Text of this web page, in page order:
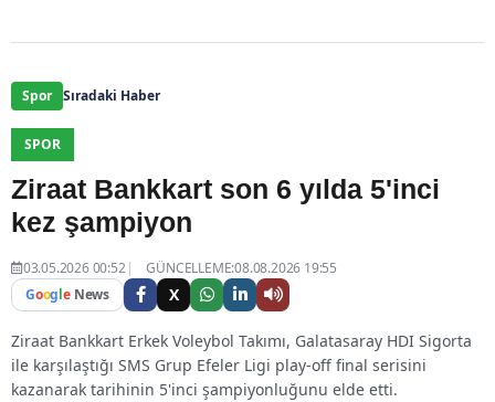
Spor Sıradaki Haber
SPOR
Ziraat Bankkart son 6 yılda 5'inci
kez şampiyon
03.05.2026 00:52
GÜNCELLEME:08.08.2026 19:55
Google News X
Ziraat Bankkart Erkek Voleybol Takımı, Galatasaray HDI Sigorta
ile karşılaştığı SMS Grup Efeler Ligi play-off final serisini
kazanarak tarihinin 5'inci şampiyonluğunu elde etti.